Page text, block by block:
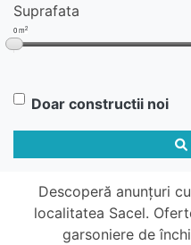
Suprafata
0 m2
Doar constructii noi
Descoperă anunțuri
localitatea Sacel.
garsoniere de